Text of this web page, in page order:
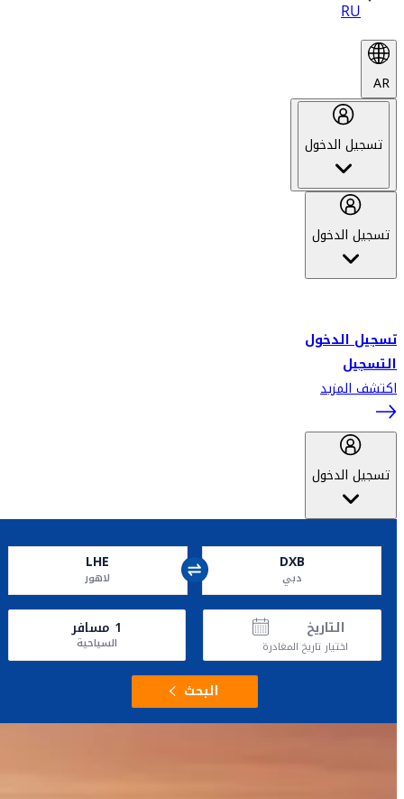
RU
AR
تسجيل الدخول
تسجيل الدخول
تسجيل الدخول
التسجيل
اكتشف المزيد
تسجيل الدخول
DXB
دبي
LHE
لاهور
التاريخ
اختيار تاريخ المغادرة
1 مسافر
السياحية
البحث